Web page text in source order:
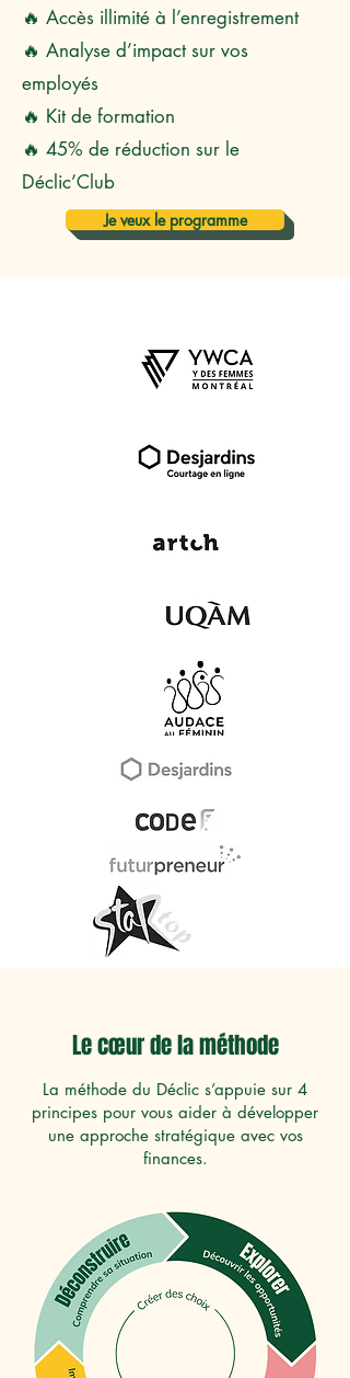
🔥 Accès illimité à l’enregistrement
🔥 Analyse d’impact sur vos
employés
🔥 Kit de formation
🔥 45% de réduction sur le
Déclic’Club
Je veux le programme
Le cœur de la méthode
La méthode du Déclic s’appuie sur 4
principes pour vous aider à développer
une approche stratégique avec vos
finances.